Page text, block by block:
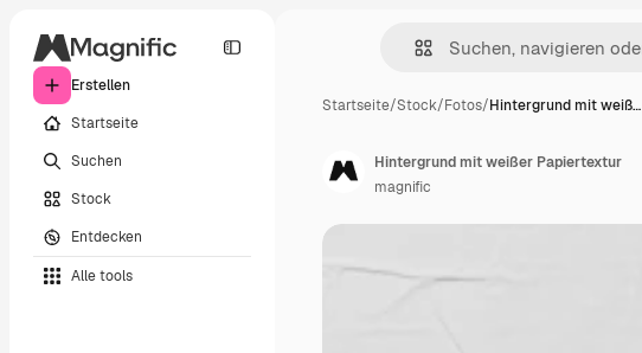
Erstellen
Startseite
Suchen
Stock
Entdecken
Alle tools
Startseite/Stock/Fotos/Hintergrund mit weiß…
Hintergrund mit weißer Papiertextur
magnific